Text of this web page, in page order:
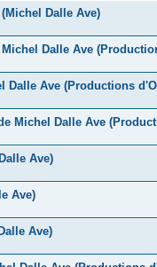
Dalle Ave)
Dalle Ave
Dalle Ave (Productions
Michel Dalle Ave
Ave)
Ave)
Ave)